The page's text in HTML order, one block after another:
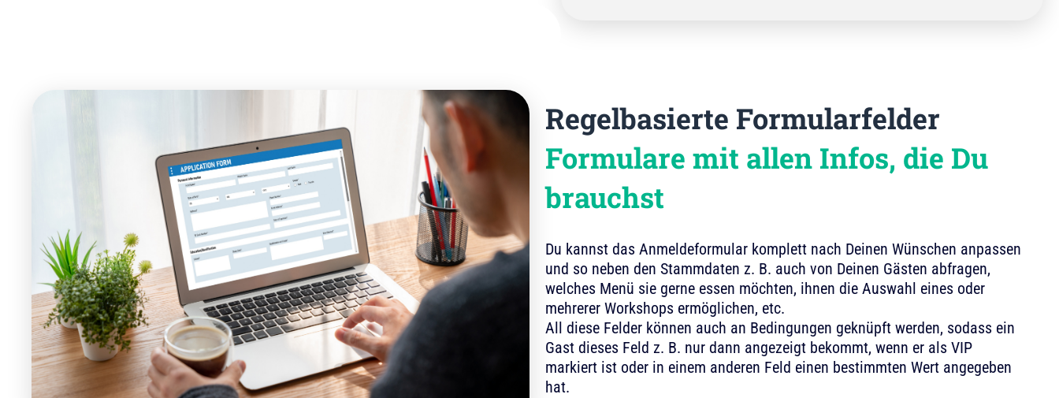
Regelbasierte Formularfelder
Formulare mit allen Infos, die Du
brauchst
Du kannst das Anmeldeformular komplett nach Deinen Wünschen anpassen
und so neben den Stammdaten z. B. auch von Deinen Gästen abfragen,
welches Menü sie gerne essen möchten, ihnen die Auswahl eines oder
mehrerer Workshops ermöglichen, etc.
All diese Felder können auch an Bedingungen geknüpft werden, sodass ein
Gast dieses Feld z. B. nur dann angezeigt bekommt, wenn er als VIP
markiert ist oder in einem anderen Feld einen bestimmten Wert angegeben
hat.